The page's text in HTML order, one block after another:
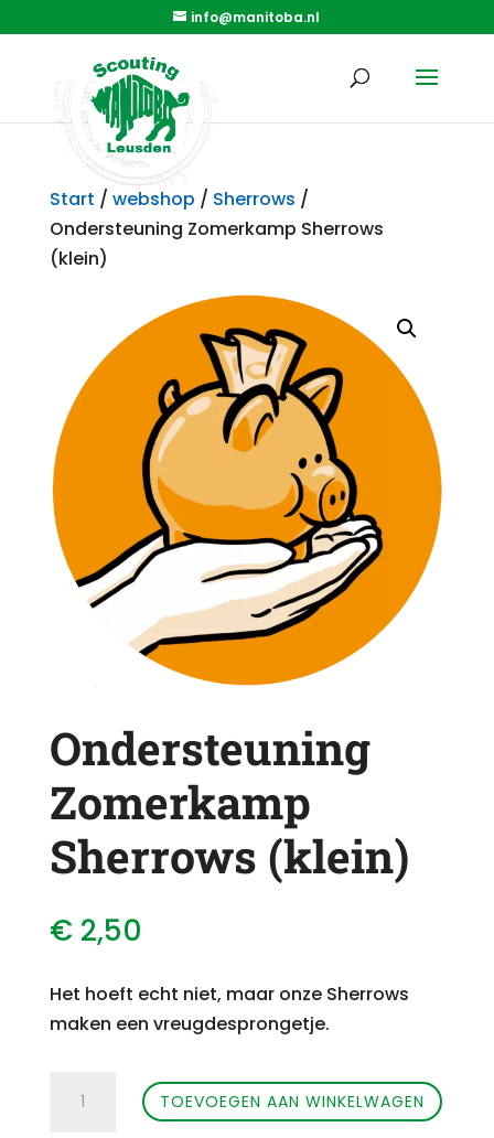
info@manitoba.nl
Start / webshop / Sherrows /
Ondersteuning Zomerkamp Sherrows
(klein)
Ondersteuning
Zomerkamp
Sherrows (klein)
€2,50
Het hoeft echt niet, maar onze Sherrows
maken een vreugdesprongetje.
Ondersteuning
Zomerkamp
TOEVOEGEN AAN WINKELWAGEN